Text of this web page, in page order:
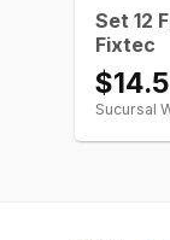
Set 12
Fixtec
Sucursal